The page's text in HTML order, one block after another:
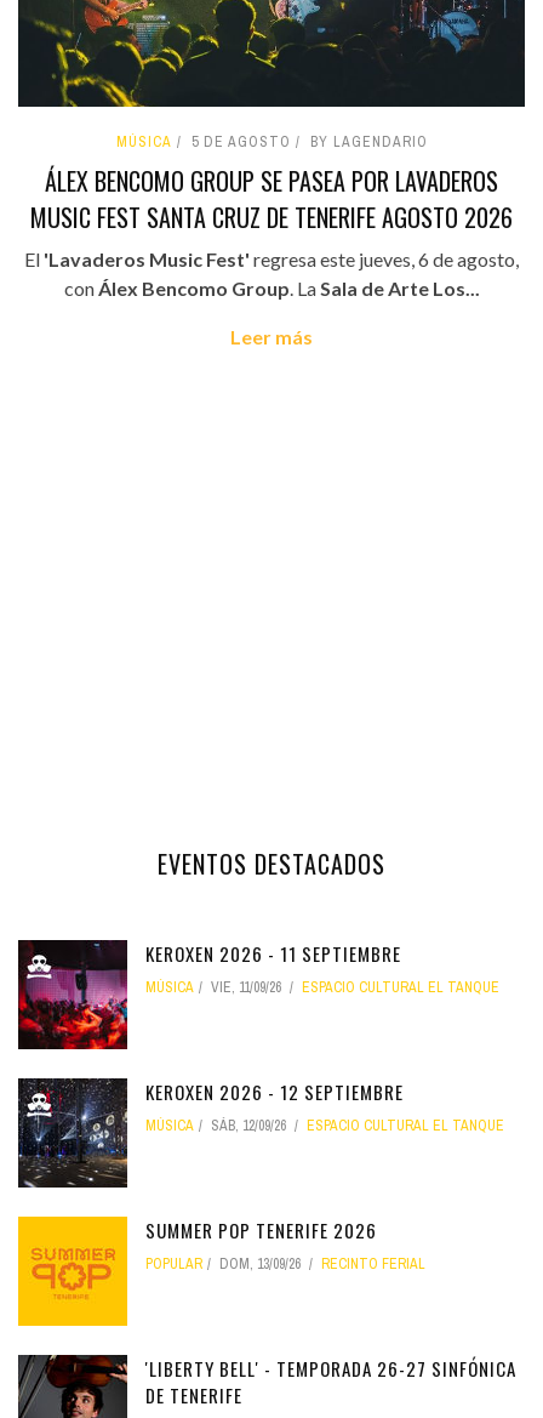
MÚSICA 5 DE AGOSTO BY LAGENDARIO
ÁLEX BENCOMO GROUP SE PASEA POR LAVADEROS
MUSIC FEST SANTA CRUZ DE TENERIFE AGOSTO 2026
El 'Lavaderos Music Fest' regresa este jueves, 6 de agosto,
conÁlex Bencomo Group. LaSala de Arte Los...
Leer más
EVENTOS DESTACADOS
KEROXEN 2026 - 11 SEPTIEMBRE
MÚSICA VIE, 11/09/26 ESPACIO CULTURAL EL TANQUE
KEROXEN 2026 - 12 SEPTIEMBRE
MÚSICA SÁB, 12/09/26 ESPACIO CULTURAL EL TANQUE
SUMMER POP TENERIFE 2026
POPULAR DOM, 13/09/26 RECINTO FERIAL
'LIBERTY BELL' - TEMPORADA 26-27 SINFÓNICA
DE TENERIFE